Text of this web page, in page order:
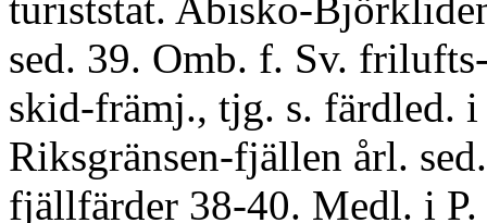
sed. 39. Omb. f. Sv.
skid-främj., tjg. s. färdled. i
Riksgränsen-fjällen årl.
fjällfärder 38-40. Medl. i